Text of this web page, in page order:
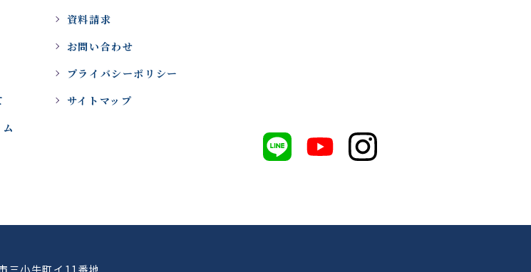
資料請求
お問い合わせ
プライバシーポリシー
サイトマップ
小牛町イ11番地